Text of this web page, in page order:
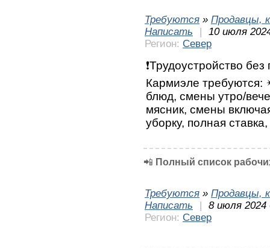
Требуются » Продавцы,
Написать
|
10 июля
Регион: Север
❗Трудоустройство
Кармиэле требуются:
блюд, смены утро/
мясник, смены
уборку, полная
📲 Полный список
Требуются » Продавцы,
Написать
|
8 июля 2024
Регион: Север